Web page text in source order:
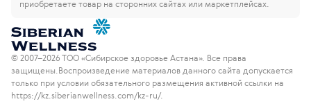
приобретаете товар на сторонних сайтах или маркетплейсах.
© 2007–2026 ТОО «Сибирское здоровье Астана». Все права
защищены. Воспроизведение материалов данного сайта допускается
только при условии обязательного размещения активной ссылки на
https://kz.siberianwellness.com/kz-ru/.